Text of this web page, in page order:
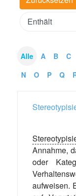
Alle A B C
N
O P Q
Annahme,
oder
aufweisen.